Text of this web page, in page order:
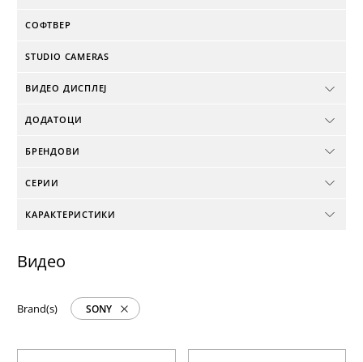
СОФТВЕР
STUDIO CAMERAS
ВИДЕО ДИСПЛЕЈ
ДОДАТОЦИ
БРЕНДОВИ
СЕРИИ
КАРАКТЕРИСТИКИ
Видео
Brand(s) SONY